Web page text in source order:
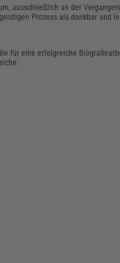
ausschließlich an der
Prozess als dankbar und
für eine erfolgreiche